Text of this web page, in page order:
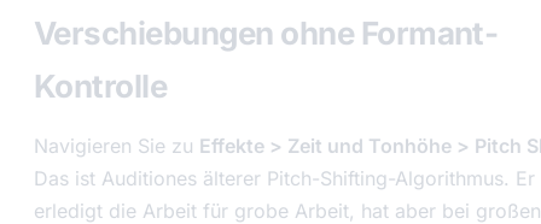
Verschiebungen ohne Formant-
Kontrolle
Navigieren Sie zu Effekte > Zeit und Tonhöhe > Pitch
Das ist Auditiones älterer Pitch-Shifting-Algorithmus. Er
erledigt die Arbeit für grobe Arbeit, hat aber bei großen